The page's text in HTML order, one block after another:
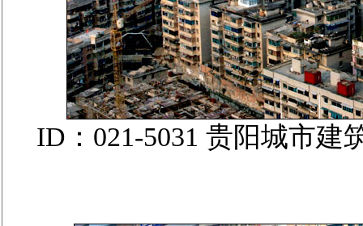
ID：021-5031 贵阳城市